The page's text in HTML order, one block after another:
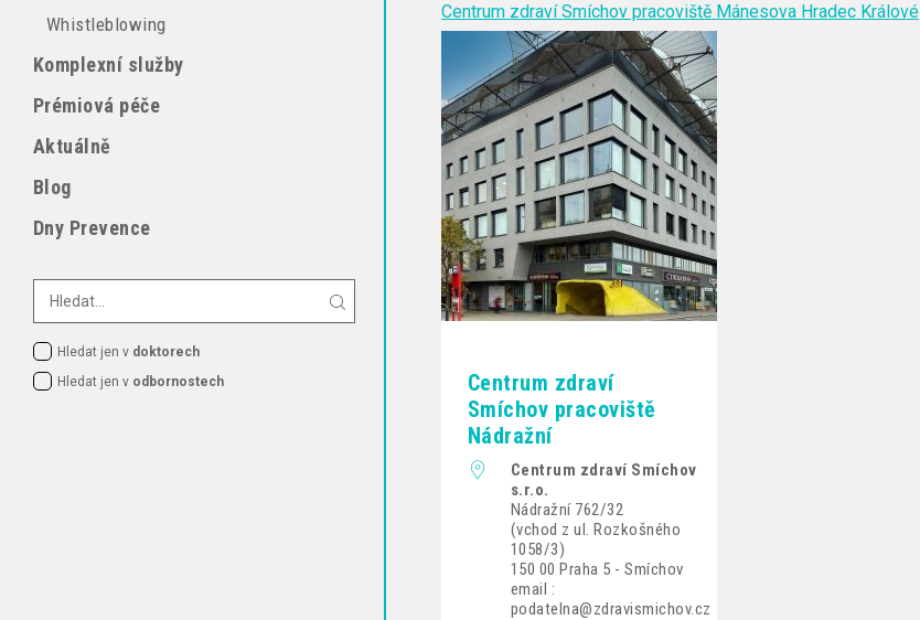
Whistleblowing
Komplexní služby
Prémiová péče
Aktuálně
Blog
Dny Prevence
Hledat jen v doktorech
Hledat jen v odbornostech
Centrum zdraví Smíchov pracoviště Mánesova Hradec Králové
Centrum zdraví
Smíchov pracoviště
Nádražní
Centrum zdraví Smíchov
s.r.o.
Nádražní 762/32
(vchod z ul. Rozkošného
1058/3)
150 00 Praha 5 - Smíchov
email :
podatelna@zdravismichov.cz